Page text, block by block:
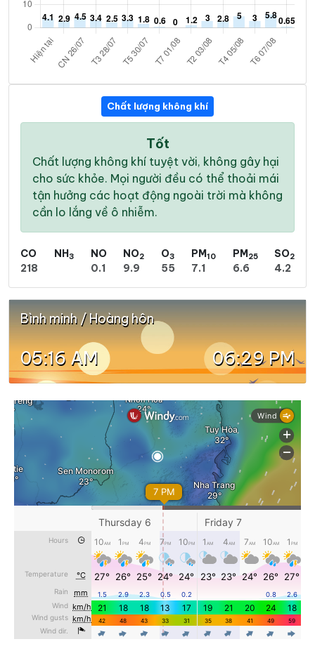
Chất lượng không khí
Tốt
Chất lượng không khí tuyệt vời, không gây hại
cho sức khỏe. Mọi người đều có thể thoải mái
tận hưởng các hoạt động ngoài trời mà không
cần lo lắng về ô nhiễm.
CO
218
NH3
NO
0.1
NO2
9.9
O3
55
PM10
7.1
PM25
6.6
SO2
4.2
Bình minh / Hoàng hôn
05:16 AM 06:29 PM